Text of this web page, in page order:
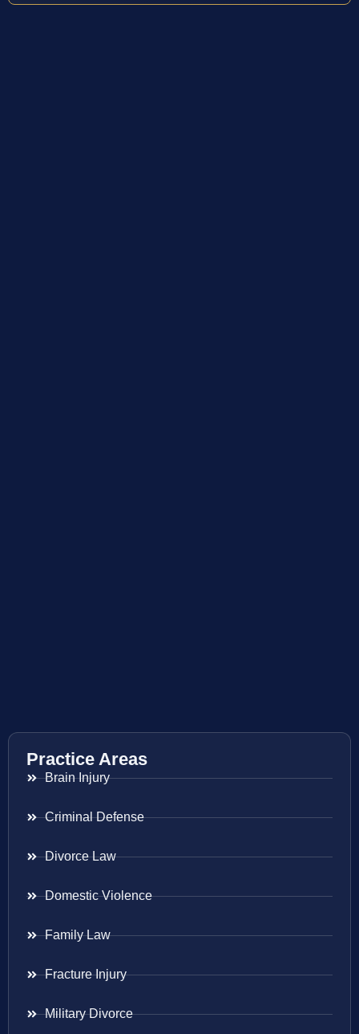
Practice Areas
Brain Injury
Criminal Defense
Divorce Law
Domestic Violence
Family Law
Fracture Injury
Military Divorce